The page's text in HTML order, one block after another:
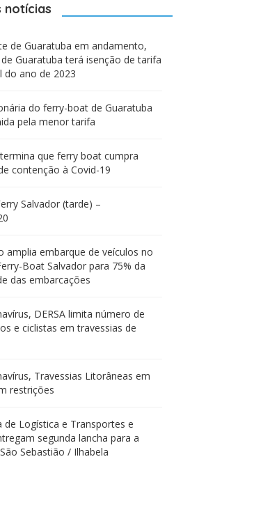
notícias
de Guaratuba em andamento,
Guaratuba terá isenção de tarifa
do ano de 2023
do ferry-boat de Guaratuba
pela menor tarifa
que ferry boat cumpra
contenção à Covid-19
Salvador (tarde) –
amplia embarque de veículos no
Boat Salvador para 75% da
das embarcações
DERSA limita número de
e ciclistas em travessias de
Travessias Litorâneas em
restrições
de Logística e Transportes e
segunda lancha para a
Sebastião / Ilhabela